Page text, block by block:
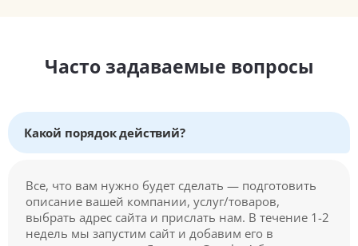
Часто задаваемые вопросы
Какой порядок действий?
Все, что вам нужно будет сделать — подготовить
описание вашей компании, услуг/товаров,
выбрать адрес сайта и прислать нам. В течение 1-2
недель мы запустим сайт и добавим его в